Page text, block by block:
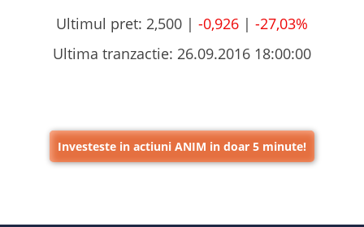
Ultimul pret: 2,500 | -0,926 | -27,03%
Ultima tranzactie: 26.09.2016 18:00:00
Investeste in actiuni ANIM in doar 5 minute!